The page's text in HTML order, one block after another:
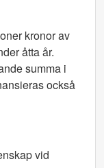
kronor av
åtta år.
summa i
också
vid